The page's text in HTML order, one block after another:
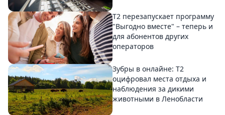
Т2 перезапускает программу
"Выгодно вместе" – теперь и
для абонентов других
операторов
Зубры в онлайне: Т2
оцифровал места отдыха и
наблюдения за дикими
животными в Ленобласти